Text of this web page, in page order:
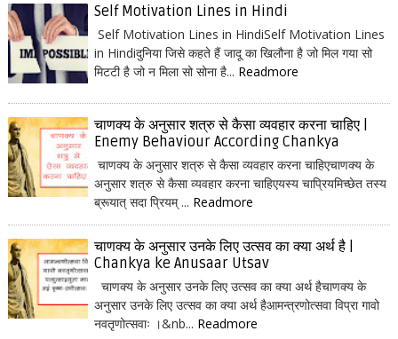
Self Motivation Lines in Hindi
Self Motivation Lines in HindiSelf Motivation Lines
in Hindiदुनिया जिसे कहते हैं जादू का खिलौना है जो मिल गया सो
मिटटी है जो न मिला सो सोना है... Readmore
चाणक्य के अनुसार शत्रु से कैसा व्यवहार करना चाहिए |
Enemy Behaviour According Chankya
चाणक्य के अनुसार शत्रु से कैसा व्यवहार करना चाहिएचाणक्य के
अनुसार शत्रु से कैसा व्यवहार करना चाहिएयस्य चाप्रियमिच्छेत तस्य
ब्रूयात् सदा प्रियम् ... Readmore
चाणक्य के अनुसार उनके लिए उत्सव का क्या अर्थ है |
Chankya ke Anusaar Utsav
चाणक्य के अनुसार उनके लिए उत्सव का क्या अर्थ हैचाणक्य के
अनुसार उनके लिए उत्सव का क्या अर्थ हैआमन्त्रणोत्सवा विप्रा गावो
नवतृणोत्सवाः ।&nb... Readmore